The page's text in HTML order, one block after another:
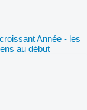
Année - les
au début